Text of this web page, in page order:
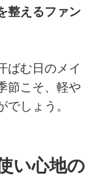
整えるファン
ばむ日のメイ
節こそ、軽や
しょう。
い心地の